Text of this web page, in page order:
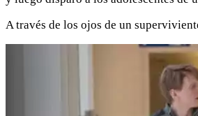
A través de los ojos de un